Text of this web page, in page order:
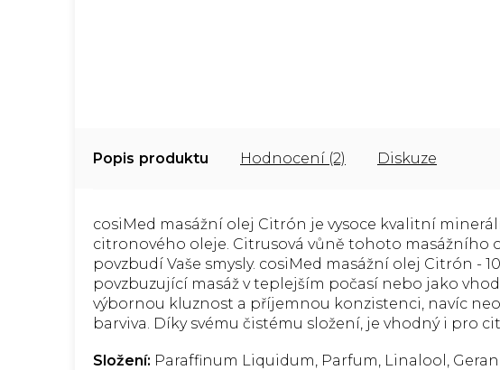
Popis Hodnocení (2) Diskuze
cosiMed masážní olej Citrón je vysoce kvalitní
citronového oleje. Citrusová vůně tohoto masážního
povzbudí Vaše smysly. cosiMed masážní olej Citrón -
povzbuzující masáž v teplejším počasí nebo jako
výbornou kluznost a příjemnou konzistenci, navíc
barviva. Díky svému čistému složení, je vhodný i pro
Složení: Paraffinum Liquidum, Parfum, Linalool,